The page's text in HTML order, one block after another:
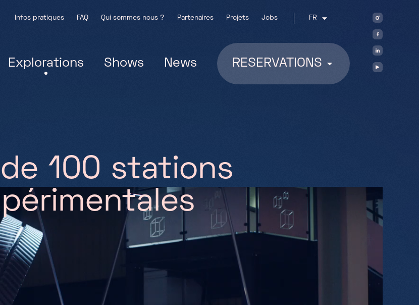
Infos pratiques FAQ Qui sommes nous ? Partenaires Projets Jobs FR
Explorations Shows News RESERVATIONS
de 100 stations
périmentales